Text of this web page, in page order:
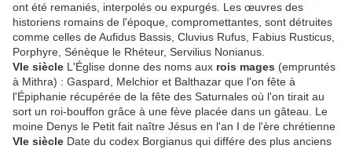
ont été remaniés, interpolés ou expurgés. Les œuvres des
historiens romains de l'époque, compromettantes, sont détruites
comme celles de Aufidus Bassis, Cluvius Rufus, Fabius Rusticus,
Porphyre, Sénèque le Rhéteur, Servilius Nonianus.
VIe siècle L'Église donne des noms aux rois mages (empruntés
à Mithra) : Gaspard, Melchior et Balthazar que l'on fête à
l'Épiphanie récupérée de la fête des Saturnales où l'on tirait au
sort un roi-bouffon grâce à une fève placée dans un gâteau. Le
moine Denys le Petit fait naître Jésus en l'an I de l'ère chrétienne
VIe siècle Date du codex Borgianus qui différe des plus anciens